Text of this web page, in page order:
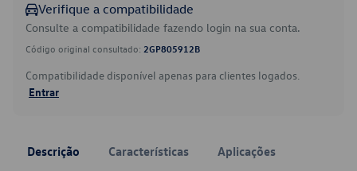
Verifique a compatibilidade
Consulte a compatibilidade fazendo login na sua conta.
Código original consultado: 2GP805912B
Compatibilidade disponível apenas para clientes logados.
Entrar
Descrição Características Aplicações